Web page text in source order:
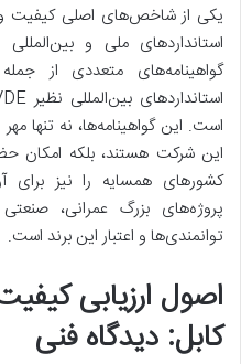
یکی از شاخص‌های اصلی کیفیت و
استانداردهای ملی و
است. این گواهینامه‌ها، نه تنها
این شرکت هستند، بلکه امکان
کشورهای همسایه را نیز برای
پروژه‌های بزرگ عمرانی،
توانمندی‌ها و اعتبار این برند است.
اصول ارزیابی
کابل: دیدگاه فنی